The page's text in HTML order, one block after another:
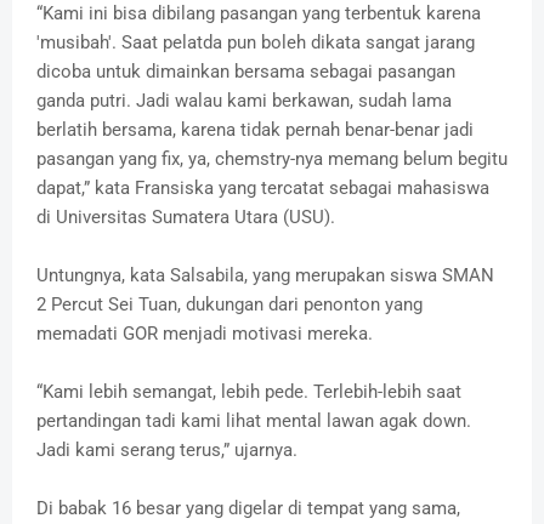
“Kami ini bisa dibilang pasangan yang terbentuk karena
'musibah'. Saat pelatda pun boleh dikata sangat jarang
dicoba untuk dimainkan bersama sebagai pasangan
ganda putri. Jadi walau kami berkawan, sudah lama
berlatih bersama, karena tidak pernah benar-benar jadi
pasangan yang fix, ya, chemstry-nya memang belum begitu
dapat,” kata Fransiska yang tercatat sebagai mahasiswa
di Universitas Sumatera Utara (USU).
Untungnya, kata Salsabila, yang merupakan siswa SMAN
2 Percut Sei Tuan, dukungan dari penonton yang
memadati GOR menjadi motivasi mereka.
“Kami lebih semangat, lebih pede. Terlebih-lebih saat
pertandingan tadi kami lihat mental lawan agak down.
Jadi kami serang terus,” ujarnya.
Di babak 16 besar yang digelar di tempat yang sama,